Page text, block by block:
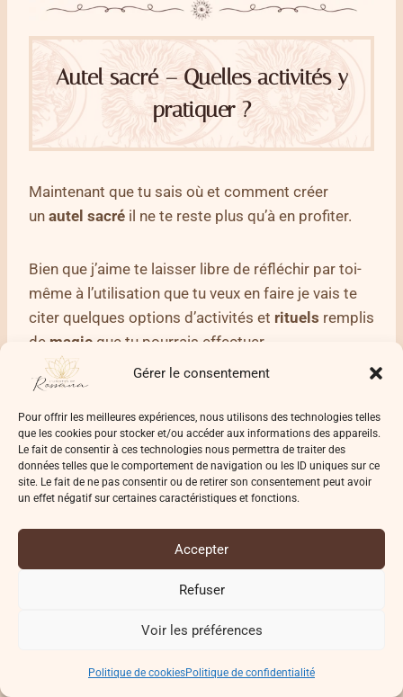
Gérer le consentement
Pour offrir les meilleures expériences, nous utilisons des technologies telles
que les cookies pour stocker et/ou accéder aux informations des appareils.
Le fait de consentir à ces technologies nous permettra de traiter des
données telles que le comportement de navigation ou les ID uniques sur ce
site. Le fait de ne pas consentir ou de retirer son consentement peut avoir
un effet négatif sur certaines caractéristiques et fonctions.
Accepter
Refuser
Voir les préférences
Politique de cookiesPolitique de confidentialité
Autel sacré – Quelles activités y
pratiquer ?
Maintenant que tu sais où et comment créer
un autel sacré il ne te reste plus qu’à en profiter.
Bien que j’aime te laisser libre de réfléchir par toi-
même à l’utilisation que tu veux en faire je vais te
citer quelques options d’activités et rituels remplis
de magie que tu pourrais effectuer.
Purifier ton corps, l’espaceou lesobjets
Charger desobjets,cristauxenintention
Création d’amulettes ou talismans
Déposer des offrandes
Rédiger tes vœux,intentions
Décorer selon les saisons,honorer
Réciter des mantras ou des prières